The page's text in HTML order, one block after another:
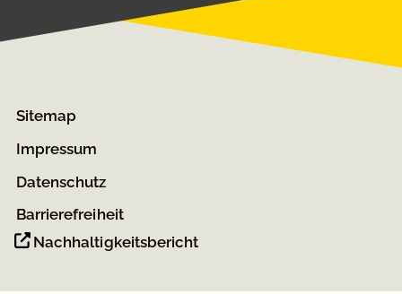
Sitemap
Impressum
Datenschutz
Barrierefreiheit
Nachhaltigkeitsbericht